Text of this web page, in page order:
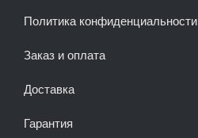
Политика конфиденциальности
Заказ и оплата
Доставка
Гарантия